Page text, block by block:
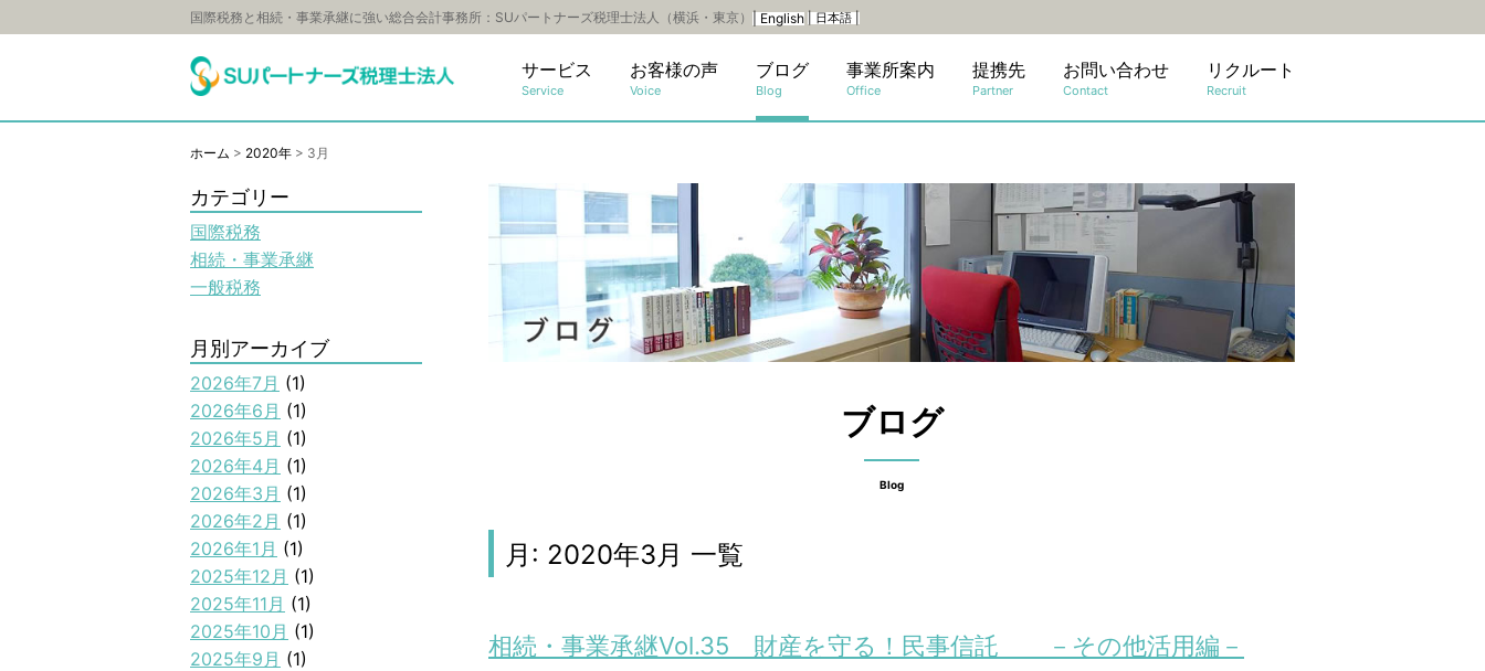
国際税務と相続・事業承継に強い総合会計事務所：SUパートナーズ税理士法人（横浜・東京） | English | 日本語 |
サービス
Service
お客様の声
Voice
ブログ
Blog
事業所案内
Office
提携先
Partner
お問い合わせ
Contact
リクルート
Recruit
ホーム > 2020年 > 3月
ブログ
Blog
月: 2020年3月 一覧
相続・事業承継Vol.35 財産を守る！民事信託 －その他活用編－
カテゴリー
国際税務
相続・事業承継
一般税務
月別アーカイブ
2026年7月 (1)
2026年6月 (1)
2026年5月 (1)
2026年4月 (1)
2026年3月 (1)
2026年2月 (1)
2026年1月 (1)
2025年12月 (1)
2025年11月 (1)
2025年10月 (1)
2025年9月 (1)